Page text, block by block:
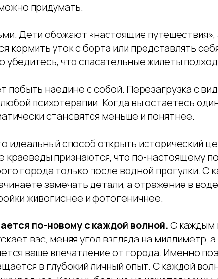
придумать.
Дети обожают «настоящие
кормить уток с борта или представлять
убедитесь, что спасательные жилеты
побыть наедине с собой. Перезагрузка с
психотерапии. Когда вы остаетесь
становятся меньше и понятнее.
идеальный способ открыть исторический
краеведы признаются, что по-настоящему
города только после водной прогулки. С
замечать детали, а отражение в
живописнее и фотогеничнее.
по-новому с каждой волной.С каждым
вас, меняя угол взгляда на миллиметр, а
ваше впечатление от города. Именно
в глубокий личный опыт. С каждой